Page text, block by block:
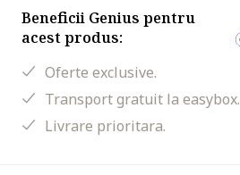
Beneficii Genius pentru
acest produs:
Oferte exclusive.
Transport gratuit la easybox.
Livrare prioritara.